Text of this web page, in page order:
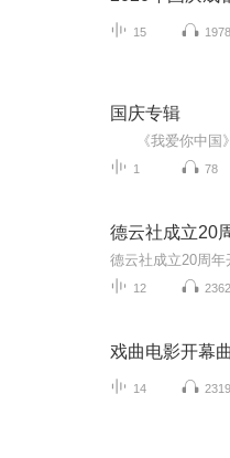
15 1978
国庆专辑
1 78
德云社成立20
12
戏曲电影开幕
14 2319